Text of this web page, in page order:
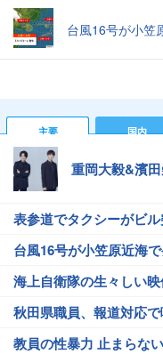
台風16号が小笠
主要 国内
重岡大毅&濱
表参道でタクシーがビ
台風16号が小笠原近海
海上自衛隊の生々しい
秋田県職員、報道対応
教員の性暴力 止まらな